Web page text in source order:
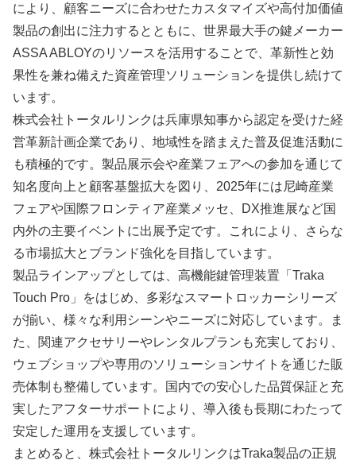
により、顧客ニーズに合わせたカスタマイズや高付加価値
製品の創出に注力するとともに、世界最大手の鍵メーカー
ASSA ABLOYのリソースを活用することで、革新性と効
果性を兼ね備えた資産管理ソリューションを提供し続けて
います。
株式会社トータルリンクは兵庫県知事から認定を受けた経
営革新計画企業であり、地域性を踏まえた普及促進活動に
も積極的です。製品展示会や産業フェアへの参加を通じて
知名度向上と顧客基盤拡大を図り、2025年には尼崎産業
フェアや国際フロンティア産業メッセ、DX推進展など国
内外の主要イベントに出展予定です。これにより、さらな
る市場拡大とブランド強化を目指しています。
製品ラインアップとしては、高機能鍵管理装置「Traka
Touch Pro」をはじめ、多彩なスマートロッカーシリーズ
が揃い、様々な利用シーンやニーズに対応しています。ま
た、関連アクセサリーやレンタルプランも充実しており、
ウェブショップや専用のソリューションサイトを通じた販
売体制も整備しています。国内での安心した品質保証と充
実したアフターサポートにより、導入後も長期にわたって
安定した運用を支援しています。
まとめると、株式会社トータルリンクはTraka製品の正規